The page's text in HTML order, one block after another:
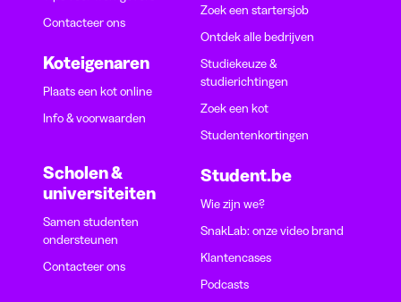
Contacteer ons
Koteigenaren
Plaats een kot online
Info & voorwaarden
Scholen &
universiteiten
Samen studenten
ondersteunen
Contacteer ons
Zoek een startersjob
Ontdek alle bedrijven
Studiekeuze &
studierichtingen
Zoek een kot
Studentenkortingen
Student.be
Wie zijn we?
SnakLab: onze video brand
Klantencases
Podcasts